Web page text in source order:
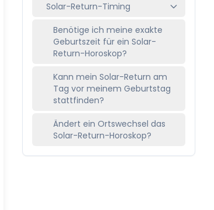
Solar-Return-Timing
Benötige ich meine exakte
Geburtszeit für ein Solar-
Return-Horoskop?
Kann mein Solar-Return am
Tag vor meinem Geburtstag
stattfinden?
Ändert ein Ortswechsel das
Solar-Return-Horoskop?